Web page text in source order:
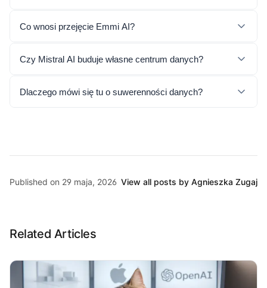
Co wnosi przejęcie Emmi AI?
Czy Mistral AI buduje własne centrum danych?
Dlaczego mówi się tu o suwerenności danych?
Published on 29 maja, 2026 View all posts by Agnieszka Zugaj
Related Articles